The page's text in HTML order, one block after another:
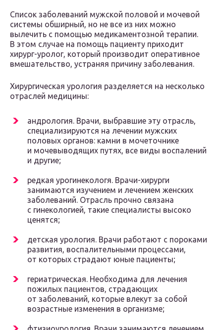
Список заболеваний мужской половой и мочевой
системы обширный, но не все из них можно
вылечить с помощью медикаментозной терапии.
В этом случае на помощь пациенту приходит
хирург-уролог, который производит оперативное
вмешательство, устраняя причину заболевания.
Хирургическая урология разделяется на несколько
отраслей медицины:
андрология. Врачи, выбравшие эту отрасль,
специализируются на лечении мужских
половых органов: камни в мочеточнике
и мочевыводящих путях, все виды воспалений
и другие;
редкая урогинекологя. Врачи-хирурги
занимаются изучением и лечением женских
заболеваний. Отрасль прочно связана
с гинекологией, такие специалисты высоко
ценятся;
детская урология. Врачи работают с пороками
развития, воспалительными процессами,
от которых страдают юные пациенты;
гериатрическая. Необходима для лечения
пожилых пациентов, страдающих
от заболеваний, которые влекут за собой
возрастные изменения в организме;